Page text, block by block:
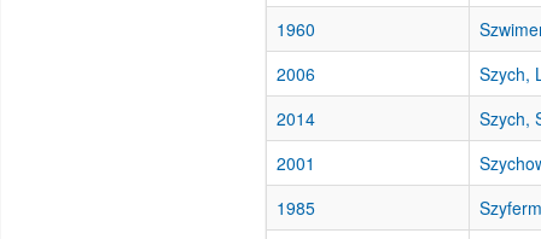
1960
2006
Szych,
2014
Szych,
2001
1985